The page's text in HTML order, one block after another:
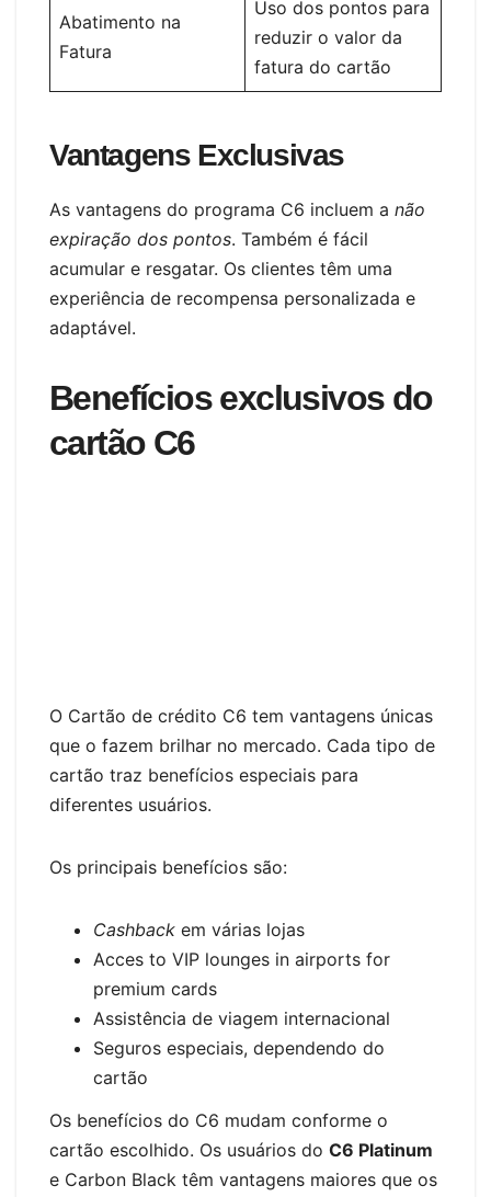
Abatimento na
Fatura
Uso dos pontos para
reduzir o valor da
fatura do cartão
Vantagens Exclusivas
As vantagens do programa C6 incluem a não
expiração dos pontos. Também é fácil
acumular e resgatar. Os clientes têm uma
experiência de recompensa personalizada e
adaptável.
Benefícios exclusivos do
cartão C6
O Cartão de crédito C6 tem vantagens únicas
que o fazem brilhar no mercado. Cada tipo de
cartão traz benefícios especiais para
diferentes usuários.
Os principais benefícios são:
Cashback em várias lojas
Acces to VIP lounges in airports for
premium cards
Assistência de viagem internacional
Seguros especiais, dependendo do
cartão
Os benefícios do C6 mudam conforme o
cartão escolhido. Os usuários do C6 Platinum
e Carbon Black têm vantagens maiores que os